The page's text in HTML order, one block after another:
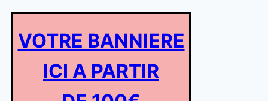
VOTRE BANNIERE
ICI A PARTIR